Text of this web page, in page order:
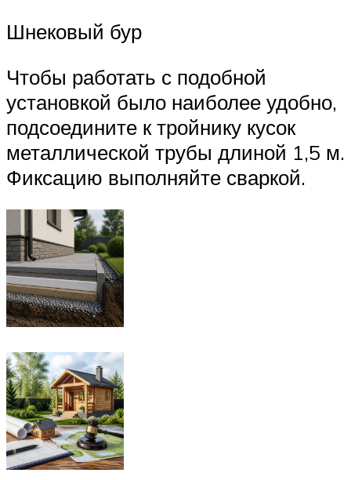
Шнековый бур
Чтобы работать с подобной
установкой было наиболее удобно,
подсоедините к тройнику кусок
металлической трубы длиной 1,5 м.
Фиксацию выполняйте сваркой.